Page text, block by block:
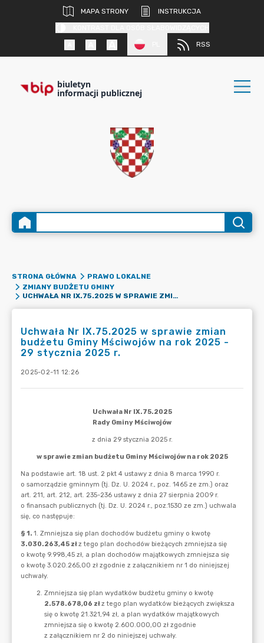
MAPA STRONY
INSTRUKCJA
RSS
biuletyn
informacji publicznej
STRONA GŁÓWNA
PRAWO LOKALNE
ZMIANY BUDŻETU GMINY
UCHWAŁA NR IX.75.2025 W SPRAWIE ZMIAN BUDŻETU GMINY MŚCIWOJÓW NA ROK 2025 - 29 STYCZNIA 2025 R.
Uchwała Nr IX.75.2025 w sprawie zmian
budżetu Gminy Mściwojów na rok 2025 -
29 stycznia 2025 r.
2025-02-11 12:26